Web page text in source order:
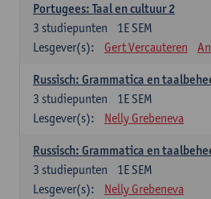
Portugees: Taal en cultuur 2
1E SEM
3 studiepunten
Lesgever(s):
Gert Vercauteren
Russisch: Grammatica en
1E SEM
3 studiepunten
Lesgever(s):
Nelly Grebeneva
Russisch: Grammatica en
1E SEM
3 studiepunten
Lesgever(s):
Nelly Grebeneva